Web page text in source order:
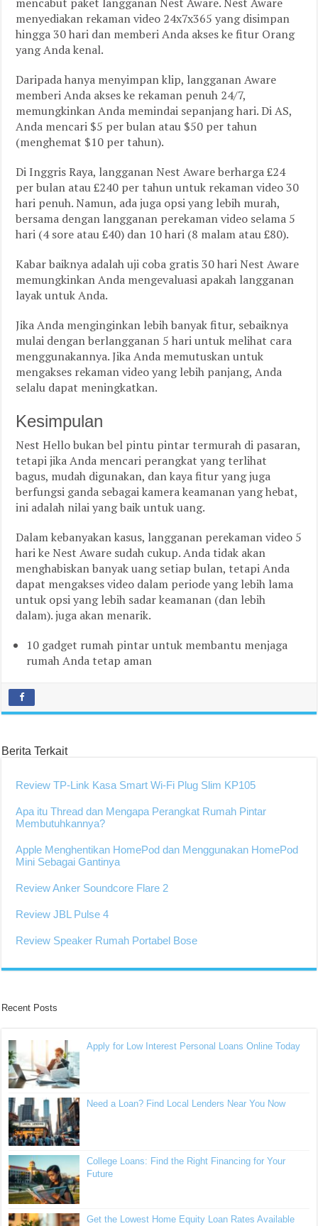
menyediakan rekaman video 24x7x365 yang disimpan
hingga 30 hari dan memberi Anda akses ke fitur Orang
yang Anda kenal.
Daripada hanya menyimpan klip, langganan Aware
memberi Anda akses ke rekaman penuh 24/7,
memungkinkan Anda memindai sepanjang hari. Di AS,
Anda mencari $5 per bulan atau $50 per tahun
(menghemat $10 per tahun).
Di Inggris Raya, langganan Nest Aware berharga £24
per bulan atau £240 per tahun untuk rekaman video 30
hari penuh. Namun, ada juga opsi yang lebih murah,
bersama dengan langganan perekaman video selama 5
hari (4 sore atau £40) dan 10 hari (8 malam atau £80).
Kabar baiknya adalah uji coba gratis 30 hari Nest Aware
memungkinkan Anda mengevaluasi apakah langganan
layak untuk Anda.
Jika Anda menginginkan lebih banyak fitur, sebaiknya
mulai dengan berlangganan 5 hari untuk melihat cara
menggunakannya. Jika Anda memutuskan untuk
mengakses rekaman video yang lebih panjang, Anda
selalu dapat meningkatkan.
Kesimpulan
Nest Hello bukan bel pintu pintar termurah di pasaran,
tetapi jika Anda mencari perangkat yang terlihat
bagus, mudah digunakan, dan kaya fitur yang juga
berfungsi ganda sebagai kamera keamanan yang hebat,
ini adalah nilai yang baik untuk uang.
Dalam kebanyakan kasus, langganan perekaman video 5
hari ke Nest Aware sudah cukup. Anda tidak akan
menghabiskan banyak uang setiap bulan, tetapi Anda
dapat mengakses video dalam periode yang lebih lama
untuk opsi yang lebih sadar keamanan (dan lebih
dalam). juga akan menarik.
10 gadget rumah pintar untuk membantu menjaga
rumah Anda tetap aman
Berita Terkait
Review TP-Link Kasa Smart Wi-Fi Plug Slim KP105
Apa itu Thread dan Mengapa Perangkat Rumah Pintar
Membutuhkannya?
Apple Menghentikan HomePod dan Menggunakan HomePod
Mini Sebagai Gantinya
Review Anker Soundcore Flare 2
Review JBL Pulse 4
Review Speaker Rumah Portabel Bose
Recent Posts
Apply for Low Interest Personal Loans Online Today
Need a Loan? Find Local Lenders Near You Now
College Loans: Find the Right Financing for Your
Future
Get the Lowest Home Equity Loan Rates Available